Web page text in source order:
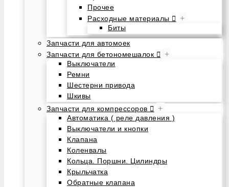
Прочее
Расходные материалы
+
Биты
Запчасти для автомоек
Запчасти для бетономешалок
+
Выключатели
Ремни
Шестерни привода
Шкивы
Запчасти для компрессоров
+
Автоматика ( реле давления )
Выключатели и кнопки
Клапана
Коленвалы
Кольца. Поршни. Цилиндры
Крыльчатка
Обратные клапана